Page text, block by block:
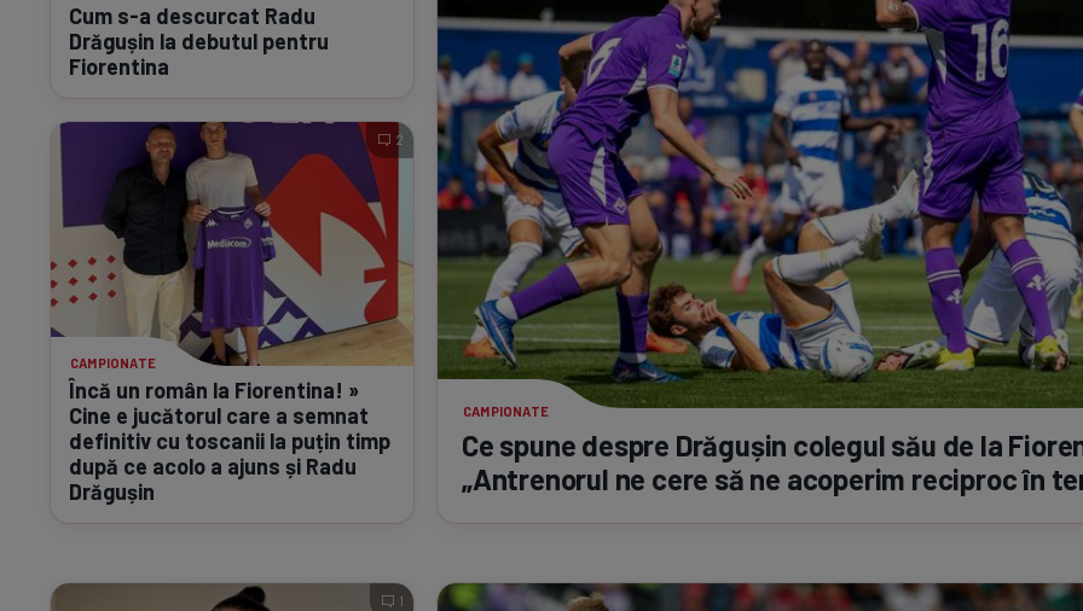
Cum s-a descurcat Radu
Drăgușin la debutul pentru
Fiorentina
CAMPIONATE
Încă un român la Fiorentina! »
Cine e jucătorul care a semnat
definitiv cu toscanii la puțin timp
după ce acolo a ajuns și Radu
Drăgușin
2
CAMPIONATE
Ce spune despre Drăgușin colegul său de la
„Antrenorul ne cere să ne acoperim reciproc în
1